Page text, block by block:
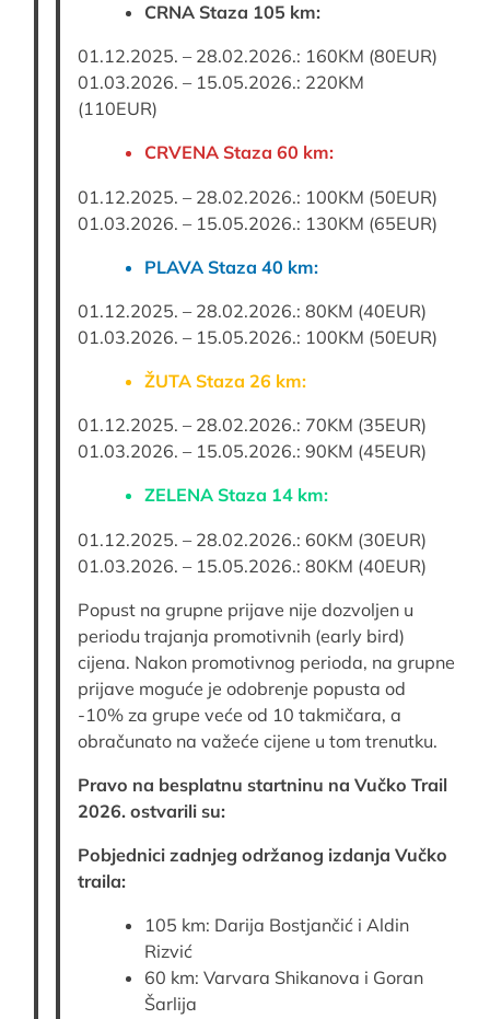
CRNA Staza 105 km:
01.12.2025. – 28.02.2026.: 160KM (80EUR)
01.03.2026. – 15.05.2026.: 220KM
(110EUR)
CRVENA Staza 60 km:
01.12.2025. – 28.02.2026.: 100KM (50EUR)
01.03.2026. – 15.05.2026.: 130KM (65EUR)
PLAVA Staza 40 km:
01.12.2025. – 28.02.2026.: 80KM (40EUR)
01.03.2026. – 15.05.2026.: 100KM (50EUR)
ŽUTA Staza 26 km:
01.12.2025. – 28.02.2026.: 70KM (35EUR)
01.03.2026. – 15.05.2026.: 90KM (45EUR)
ZELENA Staza 14 km:
01.12.2025. – 28.02.2026.: 60KM (30EUR)
01.03.2026. – 15.05.2026.: 80KM (40EUR)
Popust na grupne prijave nije dozvoljen u
periodu trajanja promotivnih (early bird)
cijena. Nakon promotivnog perioda, na grupne
prijave moguće je odobrenje popusta od
-10% za grupe veće od 10 takmičara, a
obračunato na važeće cijene u tom trenutku.
Pravo na besplatnu startninu na Vučko Trail
2026. ostvarili su:
Pobjednici zadnjeg održanog izdanja Vučko
traila:
105 km: Darija Bostjančić i Aldin
Rizvić
60 km: Varvara Shikanova i Goran
Šarlija